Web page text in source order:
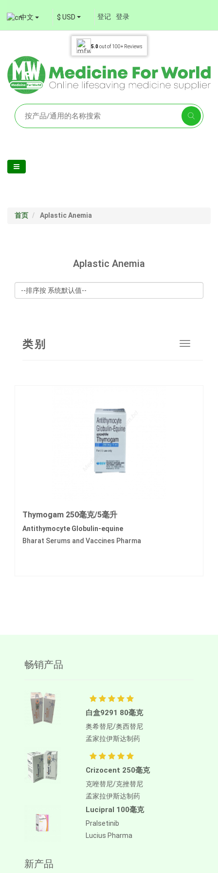
中文 $ USD 登记 登录
5.0out of 100+ Reviews
首页 Aplastic Anemia
Aplastic Anemia
Toggle
类别
Thymogam 250毫克/5毫升
Antithymocyte Globulin-equine
Bharat Serums and Vaccines Pharma
畅销产品
白盒9291 80毫克
奥希替尼/奥西替尼
孟家拉伊斯达制药
Crizocent 250毫克
克唑替尼/克挫替尼
孟家拉伊斯达制药
Lucipral 100毫克
Pralsetinib
Lucius Pharma
新产品